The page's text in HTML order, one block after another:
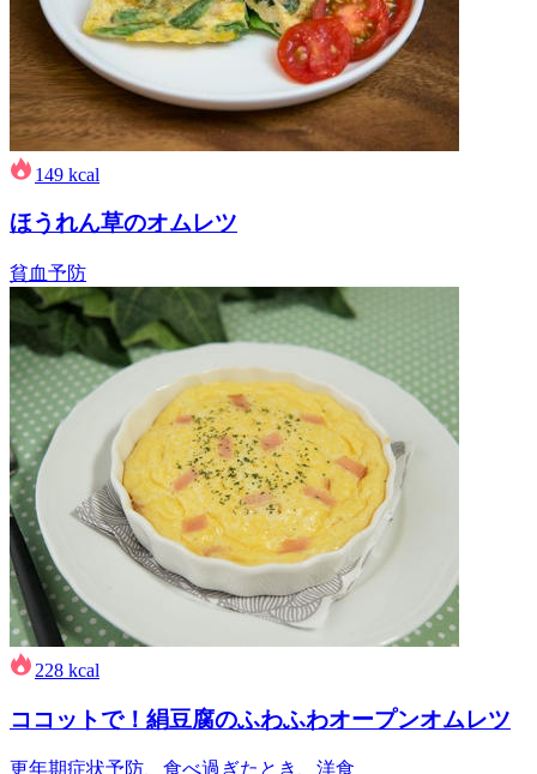
149 kcal
ほうれん草のオムレツ
貧血予防
228 kcal
ココットで！絹豆腐のふわふわオープンオムレツ
更年期症状予防、食べ過ぎたとき、洋食